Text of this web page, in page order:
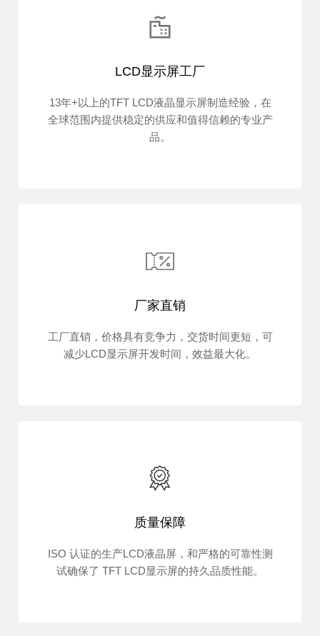
LCD显示屏工厂
13年+以上的TFT LCD液晶显示屏制造经验，在
全球范围内提供稳定的供应和值得信赖的专业产
品。
厂家直销
工厂直销，价格具有竞争力，交货时间更短，可
减少LCD显示屏开发时间，效益最大化。
质量保障
ISO 认证的生产LCD液晶屏，和严格的可靠性测
试确保了 TFT LCD显示屏的持久品质性能。